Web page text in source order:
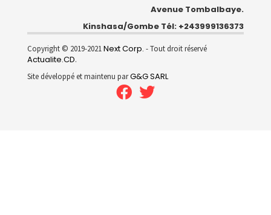
Avenue Tombalbaye.
Kinshasa/Gombe Tél: +243999136373
Copyright © 2019-2021Next Corp. - Tout droit réservé
Actualite.CD.
Site développé et maintenu parG&G SARL